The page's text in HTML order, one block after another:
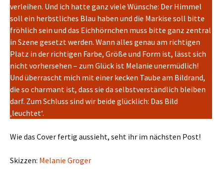
verleihen. Und ich hatte ganz viele Wünsche: Der Himmel
soll ein herbstliches Blau haben und die Markise soll bitte
fröhlich sein und das Eichhörnchen muss bitte ganz zentral
in Szene gesetzt werden. Wann alles genau am richtigen
Platz in der richtigen Farbe, Größe und Form ist, lässt sich
nicht vorhersehen – zum Glück ist Melanie unermüdlich!
Und überrascht mich mit einer kecken Taube am Bildrand,
die so charmant ist, dass sie da selbstverständlich bleiben
darf. Zum Schluss sind wir beide glücklich: Das Bild
‚leuchtet‘.
Wie das Cover fertig aussieht, seht ihr im nächsten Post!
Skizzen: Melanie Groger